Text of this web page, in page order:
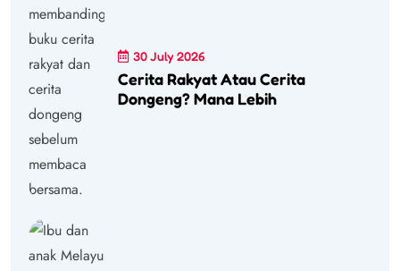
30 July 2026
Cerita Rakyat Atau Cerita
Dongeng? Mana Lebih